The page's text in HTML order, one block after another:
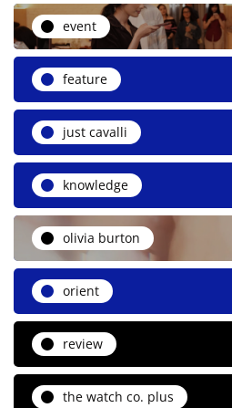
event
feature
just cavalli
knowledge
olivia burton
orient
review
the watch co. plus